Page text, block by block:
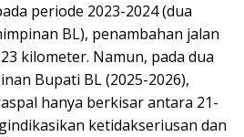
periode 2023-2024 (dua
BL), penambahan jalan
kilometer. Namun, pada dua
Bupati BL (2025-2026),
hanya berkisar antara 21-
ketidakseriusan dan